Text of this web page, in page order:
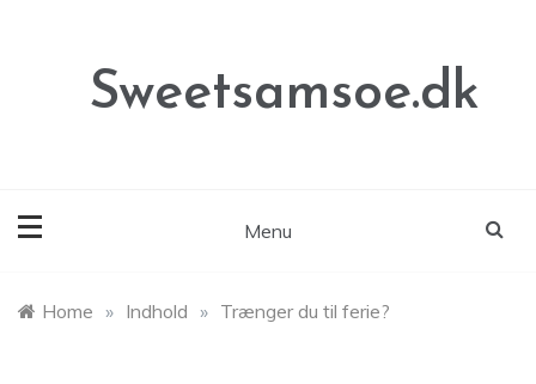
Sweetsamsoe.dk
Menu
Home » Indhold » Trænger du til ferie?